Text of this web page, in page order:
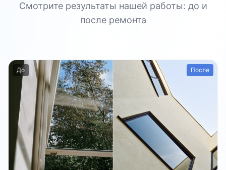
Смотрите результаты нашей работы: до и
после ремонта
До После